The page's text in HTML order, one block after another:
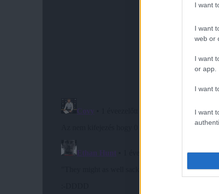
I want
I want
web or
I want
or app.
I want
I want